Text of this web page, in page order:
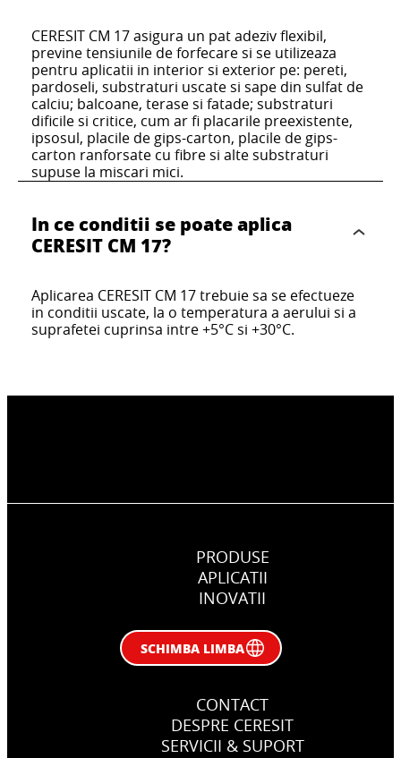
CERESIT CM 17 asigura un pat adeziv flexibil,
previne tensiunile de forfecare si se utilizeaza
pentru aplicatii in interior si exterior pe: pereti,
pardoseli, substraturi uscate si sape din sulfat de
calciu; balcoane, terase si fatade; substraturi
dificile si critice, cum ar fi placarile preexistente,
ipsosul, placile de gips-carton, placile de gips-
carton ranforsate cu fibre si alte substraturi
supuse la miscari mici.
In ce conditii se poate aplica
CERESIT CM 17?
Aplicarea CERESIT CM 17 trebuie sa se efectueze
in conditii uscate, la o temperatura a aerului si a
suprafetei cuprinsa intre +5°C si +30°C.
PRODUSE
APLICATII
INOVATII
SCHIMBA LIMBA
CONTACT
DESPRE CERESIT
SERVICII & SUPORT